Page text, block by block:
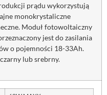
prądu wykorzystują
monokrystaliczne
Moduł fotowoltaiczny
jest do zasilania
o pojemności 18-33Ah.
lub srebrny.